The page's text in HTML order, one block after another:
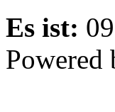
Es ist:
Powered